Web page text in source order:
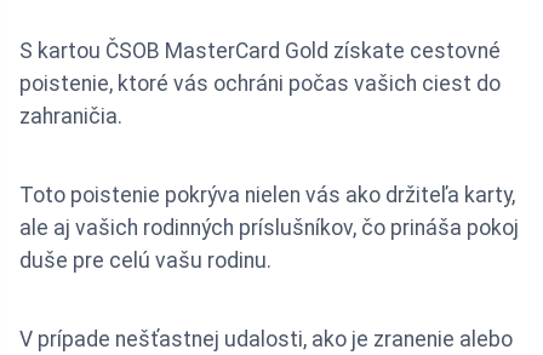
S kartou ČSOB MasterCard Gold získate cestovné
poistenie, ktoré vás ochráni počas vašich ciest do
zahraničia.
Toto poistenie pokrýva nielen vás ako držiteľa karty,
ale aj vašich rodinných príslušníkov, čo prináša pokoj
duše pre celú vašu rodinu.
V prípade nešťastnej udalosti, ako je zranenie alebo